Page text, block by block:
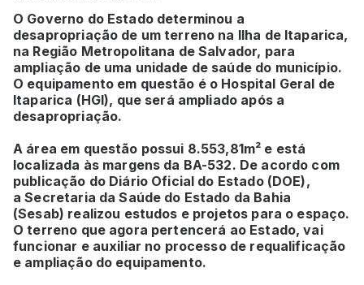
O Governo do Estado determinou a
desapropriação de um terreno na Ilha de Itaparica,
na Região Metropolitana de Salvador, para
ampliação de uma unidade de saúde do município.
O equipamento em questão é o Hospital Geral de
Itaparica (HGI), que será ampliado após a
desapropriação.
A área em questão possui 8.553,81m² e está
localizada às margens da BA-532. De acordo com
publicação do Diário Oficial do Estado (DOE),
a Secretaria da Saúde do Estado da Bahia
(Sesab) realizou estudos e projetos para o espaço.
O terreno que agora pertencerá ao Estado, vai
funcionar e auxiliar no processo de requalificação
e ampliação do equipamento.